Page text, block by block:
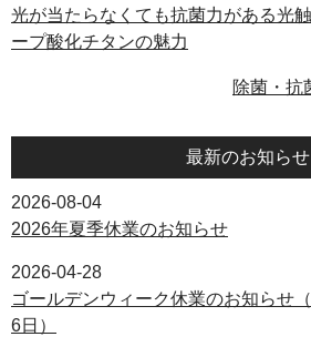
光が当たらなくても抗菌力がある光
ープ酸化チタンの魅力
除菌・抗
最新のお知らせ
2026-08-04
2026年夏季休業のお知らせ
2026-04-28
ゴールデンウィーク休業のお知らせ
6日）